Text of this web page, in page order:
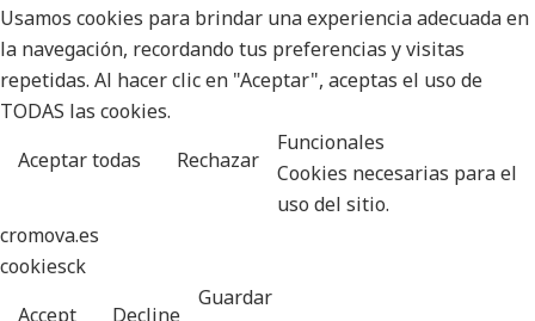
Usamos cookies para brindar una experiencia adecuada en
la navegación, recordando tus preferencias y visitas
repetidas. Al hacer clic en "Aceptar", aceptas el uso de
TODAS las cookies.
Aceptar todas
Rechazar
Funcionales
Cookies necesarias para el
uso del sitio.
cromova.es
cookiesck
Accept
Decline
Guardar